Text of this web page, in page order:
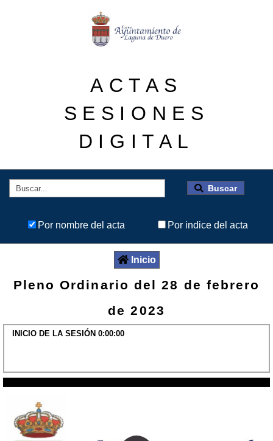
ACTAS
SESIONES
DIGITAL
Buscar
Por nombre del acta Por indice del acta
Inicio
Pleno Ordinario del 28 de febrero
de 2023
INICIO DE LA SESIÓN 0:00:00